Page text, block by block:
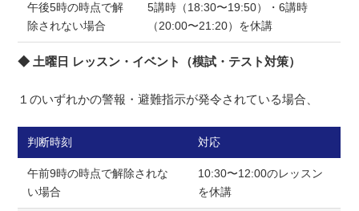
午後5時の時点で解
除されない場合
5講時（18:30〜19:50）・6講時
（20:00〜21:20）を休講
◆ 土曜日 レッスン・イベント（模試・テスト対策）
１のいずれかの警報・避難指示が発令されている場合、
判断時刻 対応
午前9時の時点で解除されな
い場合
10:30〜12:00のレッスン
を休講